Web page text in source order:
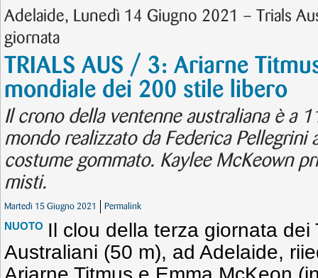
Adelaide, Lunedì 14 Giugno 2021 – Trials
giornata
TRIALS AUS / 3: Ariarne
mondiale dei 200 stile libero
Il crono della ventenne australiana è a
mondo realizzato da Federica
costume gommato. Kaylee McKeown
misti.
Martedì 15 Giugno 2021 Permalink
NUOTO Il clou della terza giornata dei
Australiani (50 m), ad Adelaide,